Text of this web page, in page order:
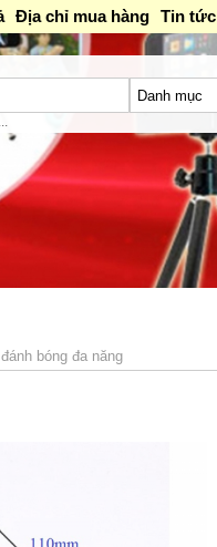
Địa chỉ mua hàng Tin tức
bóng đa năng